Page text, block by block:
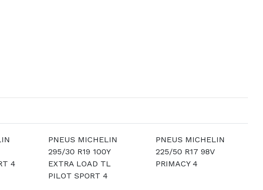
4
PNEUS MICHELIN
295/30 R19 100Y
EXTRA LOAD TL
PILOT SPORT 4
PNEUS MICHELIN
225/50 R17 98V
PRIMACY 4